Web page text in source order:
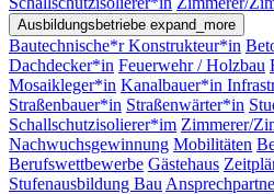
Ausbildungsbetriebe expand_more
Bautechnische*r Konstrukteur*in
Dachdecker*in Feuerwehr / Holzbau
Mosaikleger*in Kanalbauer*in
Straßenbauer*in Straßenwärter*in
Schallschutzisolierer*im Zimmerer/
Nachwuchsgewinnung Mobilitäten
Berufswettbewerbe Gästehaus
Stufenausbildung Bau